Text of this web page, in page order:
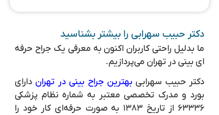
دکتر حبیب سهرابی را بیشتر بشناسید
ما بدلیل راحتی کاربران اکنون به معرفی یک جراح حرفه‌
ای بینی در تهران می‌پردازیم.
دکتر حبیب سهرابی بهترین جراح بینی در تهراندارای
بورد و مدرک تخصصی معتبر به شماره نظام پزشکی
۶۳۳۳۶ از تاریخ ۱۳۸۳ به صورت حرفه‌ای کار خود را